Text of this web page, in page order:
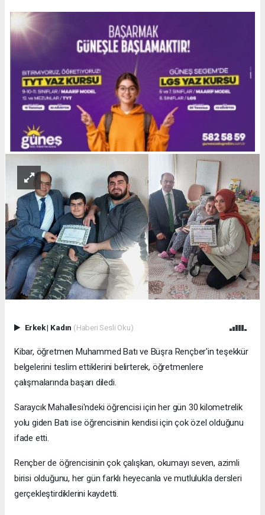
Erkek| Kadın (Haberi Sesli Oku)
Kibar, öğretmen Muhammed Batı ve Büşra Rençber'in teşekkür
belgelerini teslim ettiklerini belirterek, öğretmenlere
çalışmalarında başarı diledi.
Saraycık Mahallesi'ndeki öğrencisi için her gün 30 kilometrelik
yolu giden Batı ise öğrencisinin kendisi için çok özel olduğunu
ifade etti.
Rençber de öğrencisinin çok çalışkan, okumayı seven, azimli
birisi olduğunu, her gün farklı heyecanla ve mutlulukla dersleri
gerçekleştirdiklerini kaydetti.